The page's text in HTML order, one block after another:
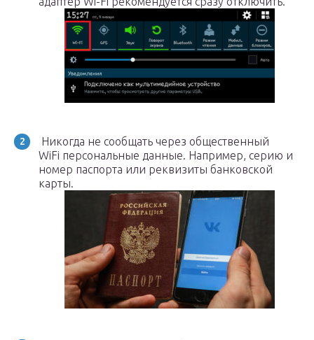
Никогда не сообщать через общественный
WiFi персональные данные. Например, серию и
номер паспорта или реквизиты банковской
карты.